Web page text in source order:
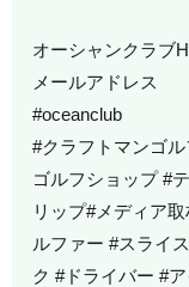
オーシャンクラブ
メールアドレス
#oceanclub
#クラフトマンゴ
ゴルフショップ #
リップ#メディア
ルファー #スライ
ク #ドライバー #